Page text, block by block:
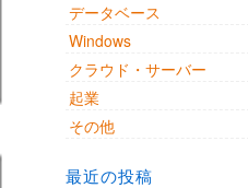
データベース
Windows
クラウド・サーバー
起業
その他
最近の投稿